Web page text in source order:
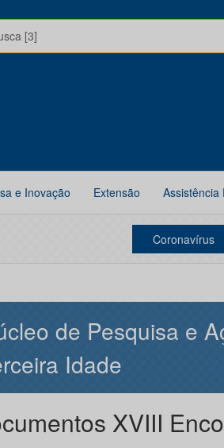
[3]
e Inovação Extensão Assistência
Coronavírus
de Pesquisa e
Idade
XVIII